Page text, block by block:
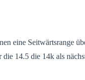
eine Seitwärtsrange
14.5 die 14k als